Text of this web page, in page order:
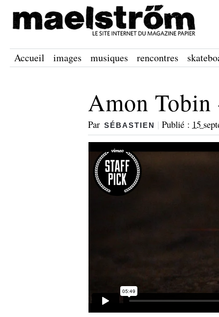
Accueil images musiques rencontres
Amon Tobin
Par SÉBASTIEN | Publié : 15